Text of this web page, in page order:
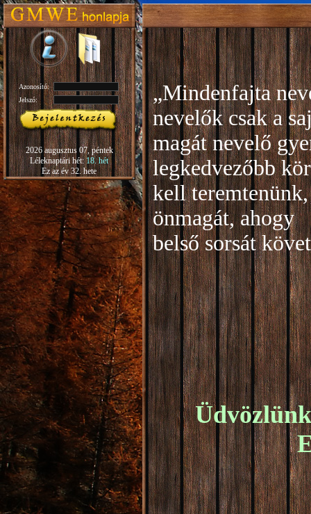
Azonosító:
Jelszó:
2026 augusztus 07, péntek
Léleknaptári hét:18. hét
Ez az év 32. hete
„Mindenfajta
nevelők csak a
magát nevelő
legkedvezőbb
kell
önmagát, ahogy
belső sorsát